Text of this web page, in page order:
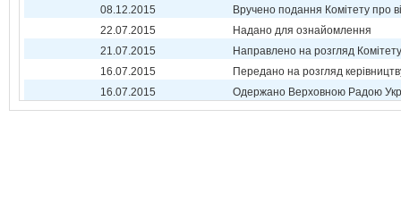
08.12.2015
Вручено подання Комітету про
22.07.2015
Надано для ознайомлення
21.07.2015
Направлено на розгляд Комітету
16.07.2015
Передано на розгляд
16.07.2015
Одержано Верховною Радою